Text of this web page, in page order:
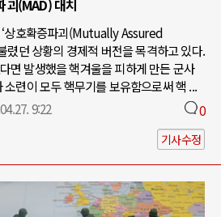
괴(MAD) 대치
상호확증파괴(Mutually Assured
던 상황의 경제적 버전을 목격하고 있다.
면 발생했을 핵겨울을 피하게 만든 군사
련이 모두 핵무기를 보유함으로써 핵 ...
9:22 0
기사수정